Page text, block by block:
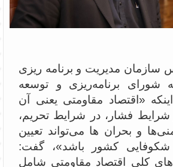
سازمان مدیریت و برنامه ریزی
شورای برنامه‌ریزی و توسعه
«اقتصاد مقاومتی یعنی آن
شرایط فشار، در شرایط تحریم،
و بحران ها می‌تواند تعیین
کشور باشد»، گفت:
کلی اقتصاد مقاومتی شامل